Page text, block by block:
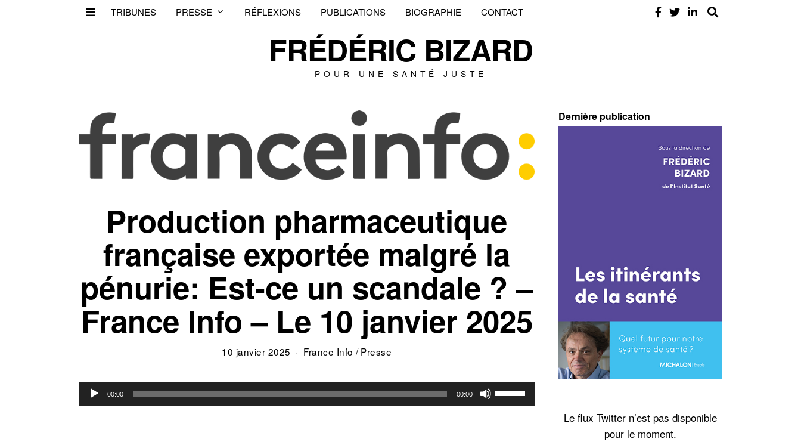
TRIBUNES PRESSE RÉFLEXIONS PUBLICATIONS BIOGRAPHIE CONTACT
FRÉDÉRIC BIZARD
POUR UNE SANTÉ JUSTE
Production pharmaceutique
française exportée malgré la
pénurie: Est-ce un scandale ? –
France Info – Le 10 janvier 2025
10 janvier 2025 France Info / Presse
Lecteur
audio
00:00 00:00
Utilisez
les
Dernière publication
Le flux Twitter n’est pas disponible
pour le moment.